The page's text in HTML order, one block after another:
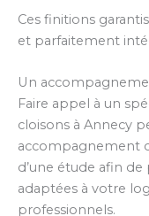
Ces finitions
et parfaitement
Un
Faire appel à un
cloisons à Annecy
accompagnement
d’une étude afin
adaptées à votre
professionnels.